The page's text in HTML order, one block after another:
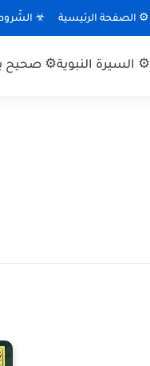
⚙ الصفحة الرئيسية ☣
⚙ السيرة النبوية⚙ صحيح